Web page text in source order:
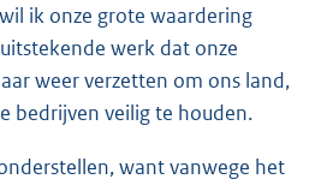
ik onze grote waardering
werk dat onze
weer verzetten om ons land,
bedrijven veilig te houden.
want vanwege het